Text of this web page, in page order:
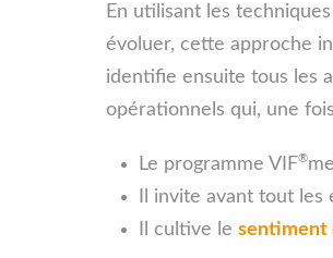
En utilisant les
évoluer, cette approche
identifie ensuite tous les
opérationnels qui, une
Le programme VIF®
Il invite avant tout les
Il cultive le sentiment